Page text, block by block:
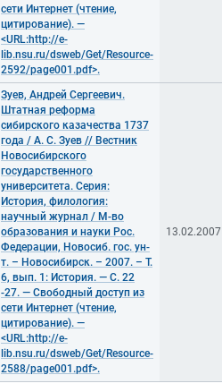
сети Интернет (чтение,
цитирование). —
<URL:http://e-
lib.nsu.ru/dsweb/Get/Resource-
2592/page001.pdf>.
Зуев, Андрей Сергеевич.
Штатная реформа
сибирского казачества 1737
года / А. С. Зуев // Вестник
Новосибирского
государственного
университета. Серия:
История, филология:
научный журнал / М-во
образования и науки Рос.
Федерации, Новосиб. гос. ун-
т. – Новосибирск. – 2007. – Т.
6, вып. 1: История. — С. 22
-27. — Свободный доступ из
сети Интернет (чтение,
цитирование). —
<URL:http://e-
lib.nsu.ru/dsweb/Get/Resource-
2588/page001.pdf>.
13.02.2007